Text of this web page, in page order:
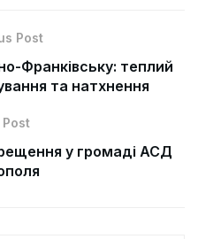
Post
Франківську: теплий
та натхнення
у громаді АСД